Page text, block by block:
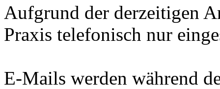
Aufgrund der derzeitigen
Praxis telefonisch nur
E-Mails werden während